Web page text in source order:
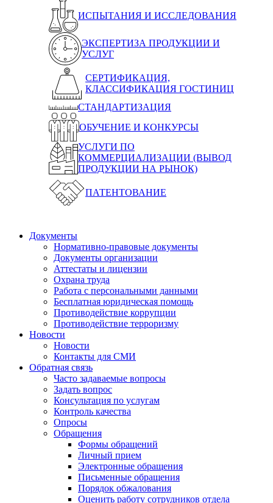
ИСПЫТАНИЯ И ИССЛЕДОВАНИЯ
ЭКСПЕРТИЗА ПРОДУКЦИИ И
УСЛУГ
СЕРТИФИКАЦИЯ,
КЛАССИФИКАЦИЯ ГОСТИНИЦ
СТАНДАРТИЗАЦИЯ
ОБУЧЕНИЕ И КОНКУРСЫ
УСЛУГИ ПО
КОММЕРЦИАЛИЗАЦИИ (ВЫВОД
ПРОДУКЦИИ НА РЫНОК)
ПАТЕНТОВАНИЕ
Документы
Нормативно-правовые документы
Документы организации
Аттестаты и лицензии
Охрана труда
Работа с персональными данными
Бесплатная юридическая помощь
Противодействие коррупции
Противодействие терроризму
Новости
Новости
Контакты для СМИ
Обратная связь
Часто задаваемые вопросы
Задать вопрос
Консультация по услугам
Контроль качества
Опросы
Обращения
Формы обращений
Личный прием
Электронные обращения
Письменные обращения
Порядок обжалования
Оценить работу сотрудников отдела